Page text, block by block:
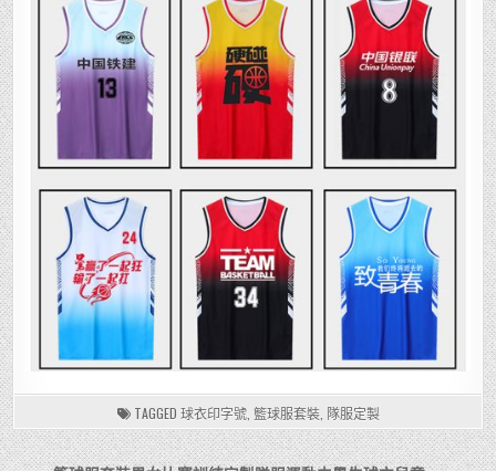
TAGGED 球衣印字號, 籃球服套裝, 隊服定製